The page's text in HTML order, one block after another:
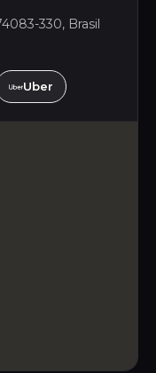
330, Brasil
Uber